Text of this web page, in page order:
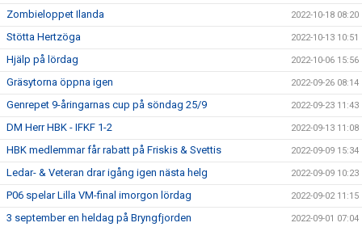
Zombieloppet Ilanda 2022-10-18 08:20
Stötta Hertzöga 2022-10-13 10:51
Hjälp på lördag 2022-10-06 15:56
Gräsytorna öppna igen 2022-09-26 08:14
Genrepet 9-åringarnas cup på söndag 25/9 2022-09-23 11:43
DM Herr HBK - IFKF 1-2 2022-09-13 11:08
HBK medlemmar får rabatt på Friskis & Svettis 2022-09-09 15:34
Ledar- & Veteran drar igång igen nästa helg 2022-09-09 10:23
P06 spelar Lilla VM-final imorgon lördag 2022-09-02 11:15
3 september en heldag på Bryngfjorden 2022-09-01 07:04